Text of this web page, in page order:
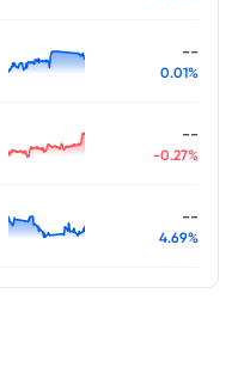
--
0.01%
--
-0.27%
--
4.69%